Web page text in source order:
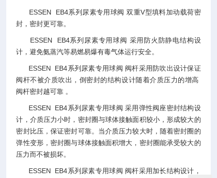
ESSEN EB4系列尿素专用球阀 双重V型填料加动载荷密
封，密封更可靠。
ESSEN EB4系列尿素专用球阀 采用防火防静电结构设
计，避免氨蒸汽等易燃易爆有毒气体运行安全。
ESSEN EB4系列尿素专用球阀 阀杆采用防吹出设计保证
阀杆不被介质吹出，倒密封的结构设计随着介质压力的增高
阀杆密封越可靠 。
ESSEN EB4系列尿素专用球阀 采用弹性阀座密封结构设
计，介质压力小时，密封圈与球体接触面积较小，形成较大的
密封比压，保证密封可靠。当介质压力较大时，随着密封圈的
弹性变形，密封圈与球体接触面积增大，密封圈能承受较大的
压力而不被损坏。
ESSEN EB4系列尿素专用球阀 阀杆采用加长结构设计，